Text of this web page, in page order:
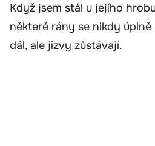
Když jsem stál u jejího
některé rány se nikdy
dál, ale jizvy zůstávají.